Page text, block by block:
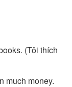
(Tôi thích
much money.